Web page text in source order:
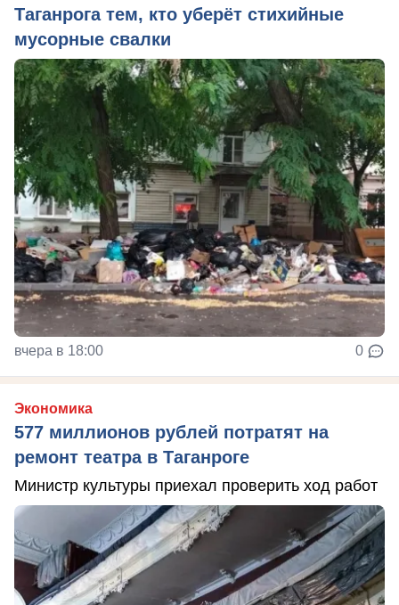
Таганрога тем, кто уберёт стихийные
мусорные свалки
вчера в 18:00 0
Экономика
577 миллионов рублей потратят на
ремонт театра в Таганроге
Министр культуры приехал проверить ход работ